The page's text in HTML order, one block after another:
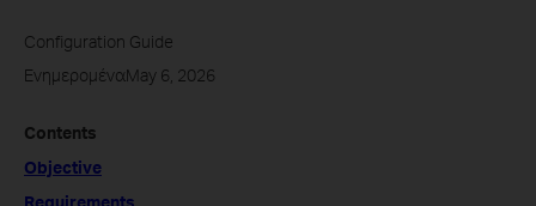
Configuration Guide
ΕνημερομέναMay 6, 2026
Contents
Objective
Requirements